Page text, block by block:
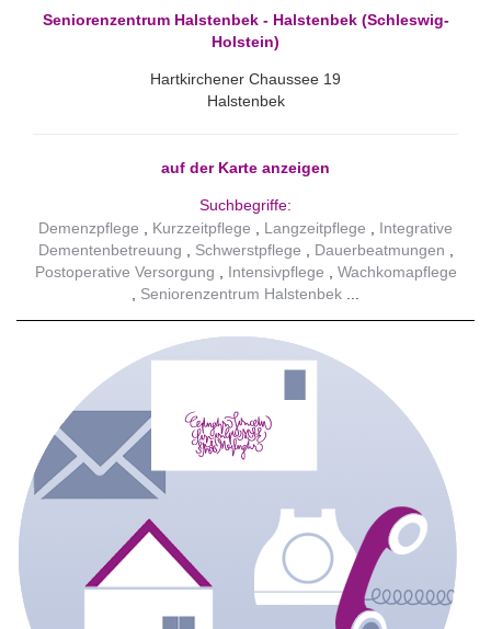
Seniorenzentrum Halstenbek - Halstenbek (Schleswig-
Holstein)
Hartkirchener Chaussee 19
Halstenbek
auf der Karte anzeigen
Suchbegriffe:
Demenzpflege
Kurzzeitpflege Langzeitpflege
Integrative
Dementenbetreuung
Schwerstpflege
Dauerbeatmungen
Postoperative Versorgung
Intensivpflege
Wachkomapflege
Seniorenzentrum Halstenbek